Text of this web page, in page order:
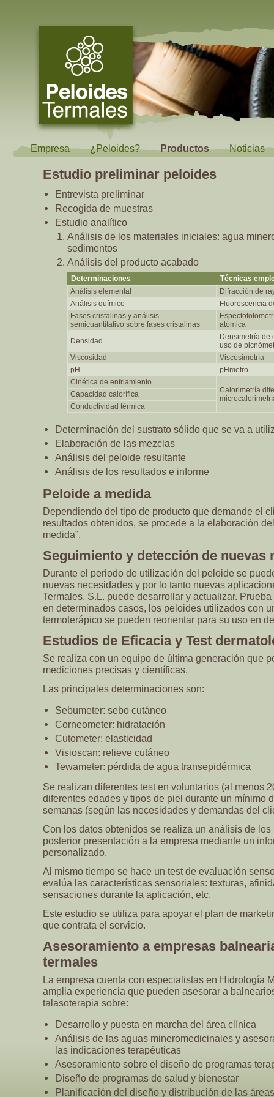
Empresa ¿Peloides? Productos Noticias
Estudio preliminar peloides
Entrevista preliminar
Recogida de muestras
Estudio analítico
Análisis de los materiales iniciales: agua
sedimentos
Análisis del producto acabado
Determinaciones
Técnicas
Análisis elemental
Difracción de
Análisis químico
Fluorescencia
Fases cristalinas y análisis
semicuantitativo sobre fases cristalinas
atómica
Densidad
Densimetría de
uso de
Viscosidad
Viscosimetría
pH
pHmetro
Cinética de enfriamiento
Calorimetría
Capacidad calorífica
Conductividad térmica
Determinación del sustrato sólido que se va a
Elaboración de las mezclas
Análisis del peloide resultante
Análisis de los resultados e informe
Peloide a medida
Dependiendo del tipo de producto que demande el
resultados obtenidos, se procede a la elaboración
medida”.
Seguimiento y detección de nuevas
Durante el periodo de utilización del peloide se
nuevas necesidades y por lo tanto nuevas
Termales, S.L. puede desarrollar y actualizar.
en determinados casos, los peloides utilizados con
termoterápico se pueden reorientar para su uso en
Estudios de Eficacia y Test
Se realiza con un equipo de última generación que
mediciones precisas y científicas.
Las principales determinaciones son:
Sebumeter: sebo cutáneo
Corneometer: hidratación
Cutometer: elasticidad
Visioscan: relieve cutáneo
Tewameter: pérdida de agua transepidérmica
Se realizan diferentes test en voluntarios (al menos
diferentes edades y tipos de piel durante un mínimo
semanas (según las necesidades y demandas del
Con los datos obtenidos se realiza un análisis de los
posterior presentación a la empresa mediante un
personalizado.
Al mismo tiempo se hace un test de evaluación
evalúa las características sensoriales: texturas,
sensaciones durante la aplicación, etc.
Este estudio se utiliza para apoyar el plan de
que contrata el servicio.
Asesoramiento a empresas
termales
La empresa cuenta con especialistas en Hidrología
amplia experiencia que pueden asesorar a
talasoterapia sobre:
Desarrollo y puesta en marcha del área clínica
Análisis de las aguas mineromedicinales y
las indicaciones terapéuticas
Asesoramiento sobre el diseño de programas
Diseño de programas de salud y bienestar
Planificación del diseño y distribución de las